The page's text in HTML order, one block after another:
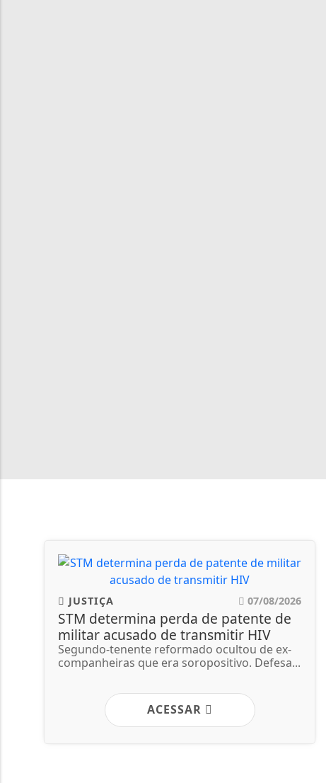
JUSTIÇA 07/08/2026
STM determina perda de patente de
militar acusado de transmitir HIV
Segundo-tenente reformado ocultou de ex-
companheiras que era soropositivo. Defesa...
ACESSAR